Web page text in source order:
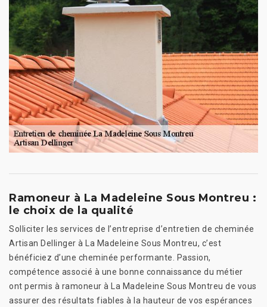
Ramoneur à La Madeleine Sous Montreu :
le choix de la qualité
Solliciter les services de l’entreprise d’entretien de cheminée
Artisan Dellinger à La Madeleine Sous Montreu, c’est
bénéficiez d’une cheminée performante. Passion,
compétence associé à une bonne connaissance du métier
ont permis à ramoneur à La Madeleine Sous Montreu de vous
assurer des résultats fiables à la hauteur de vos espérances